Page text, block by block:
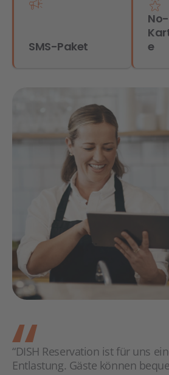
SMS-Paket
e
“DISH Reservation ist für uns
Entlastung. Gäste können